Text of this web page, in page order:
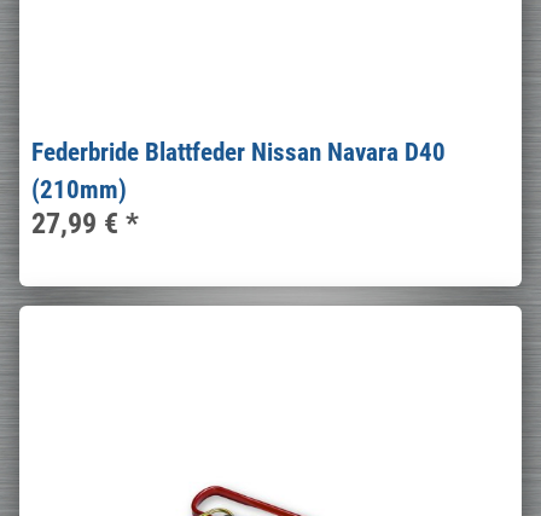
Federbride Blattfeder Nissan Navara D40
(210mm)
27,99 € *